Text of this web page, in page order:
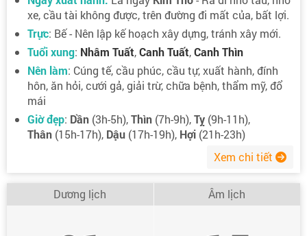
xe, cầu tài không được, trên đường đi mất của, bất lợi.
Trực: Bế - Nên lập kế hoạch xây dựng, tránh xây mới.
Tuổi xung: Nhâm Tuất,Canh Tuất,Canh Thìn
Nên làm: Cúng tế, cầu phúc, cầu tự, xuất hành, đính
hôn, ăn hỏi, cưới gả, giải trừ, chữa bệnh, thẩm mỹ, đổ
mái
Giờ đẹp: Dần (3h-5h),Thìn (7h-9h),Tỵ (9h-11h),
Thân (15h-17h), Dậu (17h-19h), Hợi (21h-23h)
Xem chi tiết
Dương lịch Âm lịch